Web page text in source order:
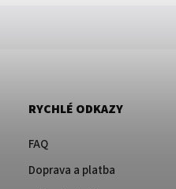
RYCHLÉ ODKAZY
FAQ
Doprava a platba